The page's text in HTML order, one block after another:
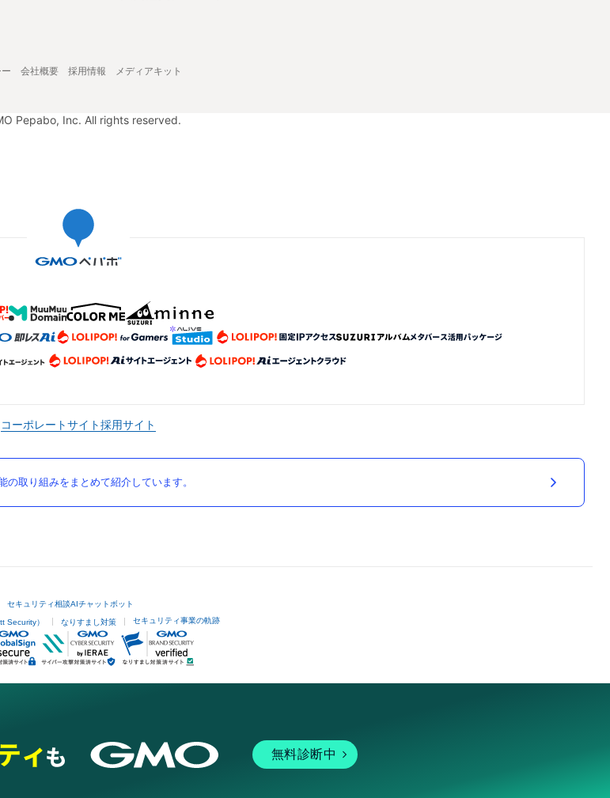
会社概要 採用情報 メディアキット
Pepabo, Inc. All rights reserved.
コーポレートサイト採用サイト
取り組みをまとめて紹介しています。
セキュリティ相談AIチャットボット
Security） なりすまし対策 セキュリティ事業の軌跡
無料診断中